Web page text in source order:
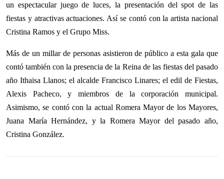
un espectacular juego de luces, la presentación del spot de las
fiestas y atractivas actuaciones. Así se contó con la artista nacional
Cristina Ramos y el Grupo Miss.
Más de un millar de personas asistieron de público a esta gala que
contó también con la presencia de la Reina de las fiestas del pasado
año Ithaisa Llanos; el alcalde Francisco Linares; el edil de Fiestas,
Alexis Pacheco, y miembros de la corporación municipal.
Asimismo, se contó con la actual Romera Mayor de los Mayores,
Juana María Hernández, y la Romera Mayor del pasado año,
Cristina González.